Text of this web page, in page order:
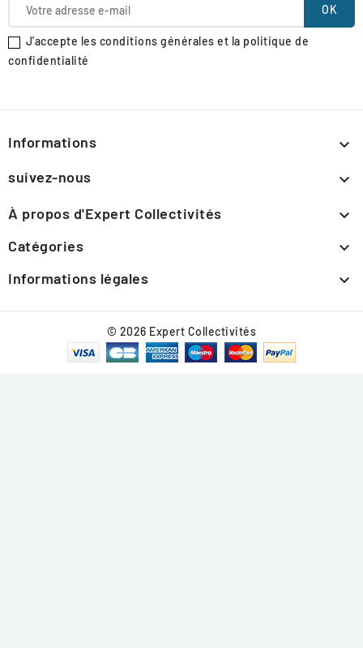
J'accepte les conditions générales et la politique de
confidentialité
Informations 
suivez-nous 
À propos d'Expert Collectivités 
Catégories 
Informations légales 
© 2026 Expert Collectivités